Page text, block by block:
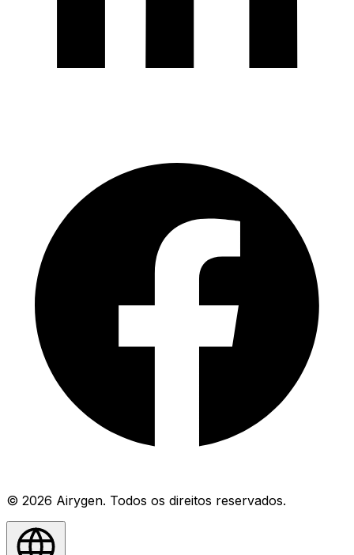
© 2026 Airygen. Todos os direitos reservados.